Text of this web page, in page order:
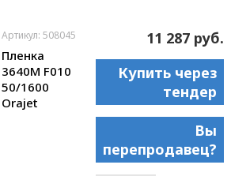
Артикул: 508045
Пленка
3640M F010
50/1600
Orajet
11 287 руб.
Купить через
тендер
Вы
перепродавец?